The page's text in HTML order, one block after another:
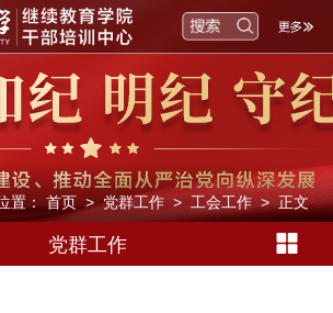
置： 首页>党群工作>工会工作>正文
党群工作